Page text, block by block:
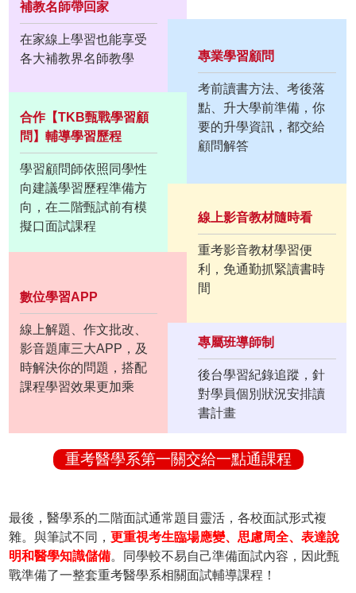
補教名師帶回家
在家線上學習也能享受
各大補教界名師教學
專業學習顧問
考前讀書方法、考後落
點、升大學前準備，你
要的升學資訊，都交給
顧問解答
合作【TKB甄戰學習顧
問】輔導學習歷程
學習顧問師依照同學性
向建議學習歷程準備方
向，在二階甄試前有模
擬口面試課程
線上影音教材隨時看
重考影音教材學習便
利，免通勤抓緊讀書時
間
數位學習APP
線上解題、作文批改、
影音題庫三大APP，及
時解決你的問題，搭配
課程學習效果更加乘
專屬班導師制
後台學習紀錄追蹤，針
對學員個別狀況安排讀
書計畫
重考醫學系第一關交給一點通課程
最後，醫學系的二階面試通常題目靈活，各校面試形式複
雜。與筆試不同，更重視考生臨場應變、思慮周全、表達說
明和醫學知識儲備。同學較不易自己準備面試內容，因此甄
戰準備了一整套重考醫學系相關面試輔導課程！